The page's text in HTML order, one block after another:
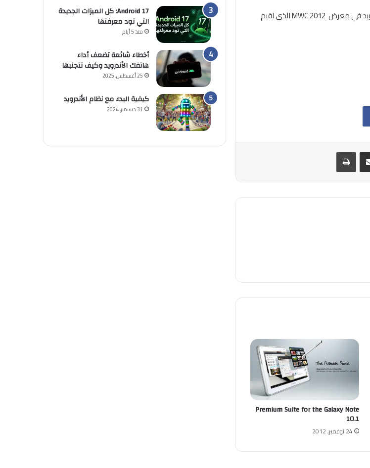
فيديو تفصيلي يوضح “ركن” الاندرويد الذي تم تخصيصه لعرض هواتف وتابلت الاندرويد في معرض MWC 2012 الذي اقيم
مشاركة عبر البريد طباعة
Premium Suite for the Galaxy Note
10.1
24 نوفمبر, 2012
Android 17: كل الميزات الجديدة
التي تود معرفتها
منذ 5 أيام
أخطاء شائعة تضعف أداء
هاتفك الأندرويد وكيف تتجنبها
25 أغسطس, 2025
كيفية البدء مع نظام الأندرويد
31 ديسمبر, 2024